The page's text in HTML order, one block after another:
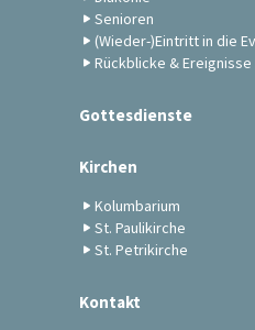
Senioren
(Wieder-)Eintritt in die
Rückblicke &
Gottesdienste
Kirchen
Kolumbarium
St. Paulikirche
St. Petrikirche
Kontakt